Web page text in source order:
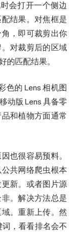
会打开一个侧边
结果。对焦框是
，即可裁剪出你
对裁剪后的区域
的匹配结果。
色的 Lens 相机图
动版 Lens 具备零
和植物方面通常
也很容易预料。
共网络爬虫根本
新。或者图片源
。解决方法总是
。重新上传。然
词，看看排名会不